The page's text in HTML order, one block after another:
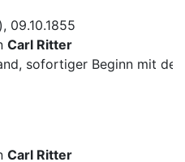
09.10.1855
Carl Ritter
sofortiger Beginn mit
Carl Ritter